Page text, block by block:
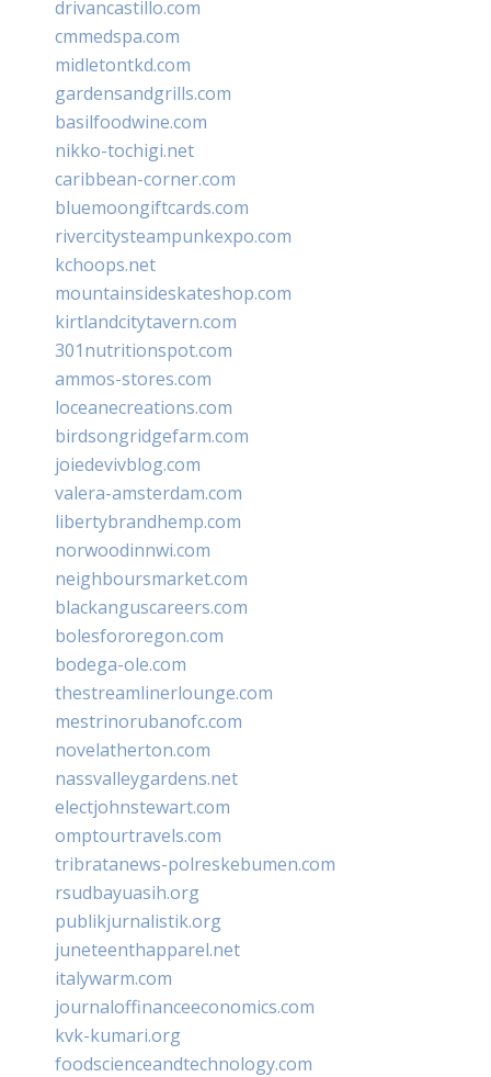
drivancastillo.com
cmmedspa.com
midletontkd.com
gardensandgrills.com
basilfoodwine.com
nikko-tochigi.net
caribbean-corner.com
bluemoongiftcards.com
rivercitysteampunkexpo.com
kchoops.net
mountainsideskateshop.com
kirtlandcitytavern.com
301nutritionspot.com
ammos-stores.com
loceanecreations.com
birdsongridgefarm.com
joiedevivblog.com
valera-amsterdam.com
libertybrandhemp.com
norwoodinnwi.com
neighboursmarket.com
blackanguscareers.com
bolesfororegon.com
bodega-ole.com
thestreamlinerlounge.com
mestrinorubanofc.com
novelatherton.com
nassvalleygardens.net
electjohnstewart.com
omptourtravels.com
tribratanews-polreskebumen.com
rsudbayuasih.org
publikjurnalistik.org
juneteenthapparel.net
italywarm.com
journaloffinanceeconomics.com
kvk-kumari.org
foodscienceandtechnology.com